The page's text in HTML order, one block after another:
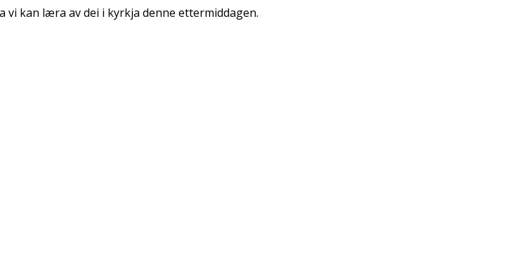
vi kan læra av dei i kyrkja denne ettermiddagen.